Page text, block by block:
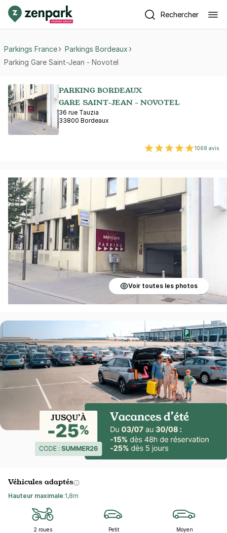
Rechercher
Parkings France
Parkings Bordeaux
Parking Gare Saint-Jean - Novotel
PARKING BORDEAUX
GARE SAINT-JEAN - NOVOTEL
36 rue Tauzia
33800 Bordeaux
1068 avis
Voir toutes les photos
Véhicules adaptés
Hauteur maximale:1,8m
2 roues Petit Moyen